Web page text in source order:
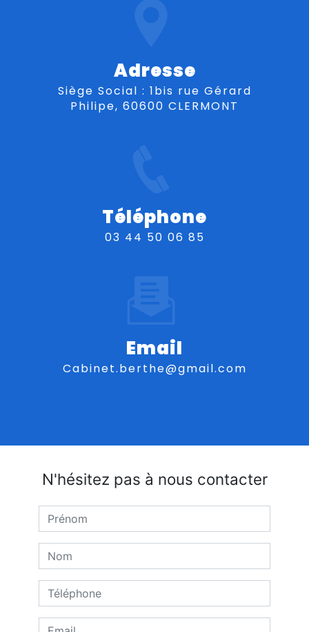
Adresse
Siège Social : 1bis rue Gérard
Philipe, 60600 CLERMONT
Téléphone
03 44 50 06 85
Email
cabinet.berthe@gmail.com
N'hésitez pas à nous contacter